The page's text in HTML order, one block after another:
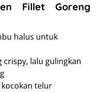
Fillet Goreng
halus untuk
lalu gulingkan
kocokan telur